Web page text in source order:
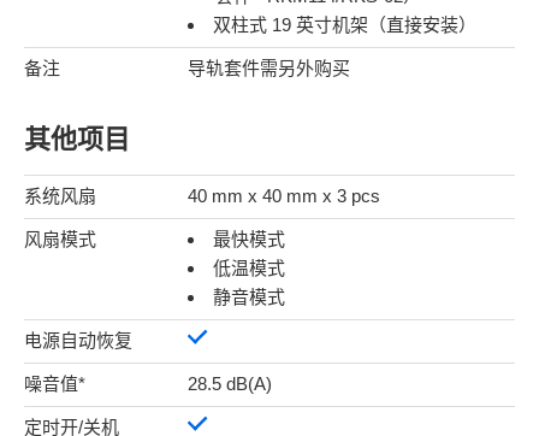
双柱式 19 英寸机架（直接安装）
备注 导轨套件需另外购买
其他项目
系统风扇 40 mm x 40 mm x 3 pcs
风扇模式
最快模式
低温模式
静音模式
电源自动恢复
噪音值* 28.5 dB(A)
定时开/关机